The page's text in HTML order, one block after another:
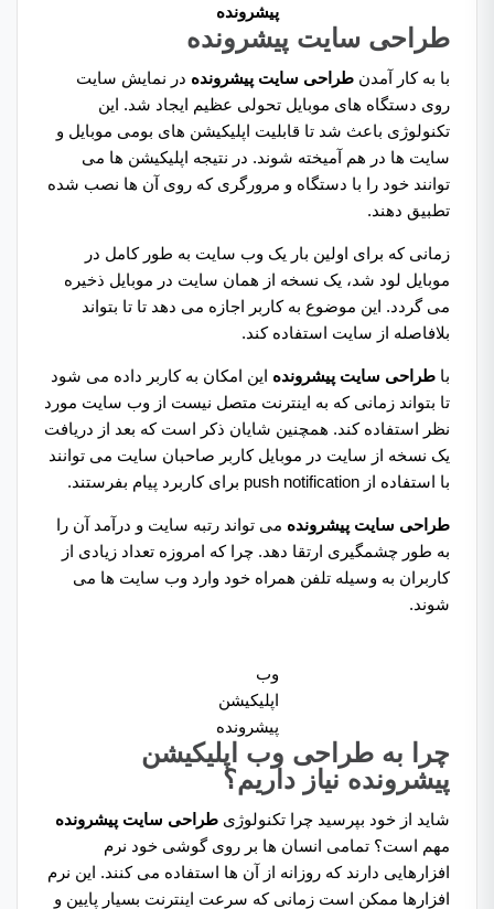
پیشرونده
طراحی سایت پیشرونده
با به کار آمدن طراحی سایت پیشرونده در نمایش سایت
روی دستگاه های موبایل تحولی عظیم ایجاد شد. این
تکنولوژی باعث شد تا قابلیت اپلیکیشن های بومی موبایل و
سایت ها در هم آمیخته شوند. در نتیجه اپلیکیشن ها می
توانند خود را با دستگاه و مرورگری که روی آن ها نصب شده
تطبیق دهند.
زمانی که برای اولین بار یک وب سایت به طور کامل در
موبایل لود شد، یک نسخه از همان سایت در موبایل ذخیره
می گردد. این موضوع به کاربر اجازه می دهد تا تا بتواند
بلافاصله از سایت استفاده کند.
با طراحی سایت پیشرونده این امکان به کاربر داده می‌ شود
تا بتواند زمانی که به اینترنت متصل نیست از وب سایت مورد
نظر استفاده کند. همچنین شایان ذکر است که بعد از دریافت
یک نسخه از سایت در موبایل کاربر صاحبان سایت می‌ توانند
با استفاده از push notification برای کاربرد پیام بفرستند.
طراحی سایت پیشرونده می تواند رتبه سایت و درآمد آن را
به طور چشمگیری ارتقا دهد. چرا که امروزه تعداد زیادی از
کاربران به وسیله تلفن همراه خود وارد وب سایت ها می
شوند.
وب
اپلیکیشن
پیشرونده
چرا به طراحی وب اپلیکیشن
پیشرونده نیاز داریم؟
شاید از خود بپرسید چرا تکنولوژی طراحی سایت پیشرونده
مهم است؟ تمامی انسان ها بر روی گوشی خود نرم
افزارهایی دارند که روزانه از آن ها استفاده می کنند. این نرم
افزارها ممکن است زمانی که سرعت اینترنت بسیار پایین و